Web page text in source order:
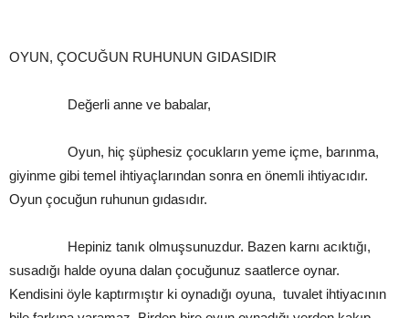
OYUN, ÇOCUĞUN RUHUNUN GIDASIDIR
Değerli anne ve babalar,
Oyun, hiç şüphesiz çocukların yeme içme, barınma,
giyinme gibi temel ihtiyaçlarından sonra en önemli ihtiyacıdır.
Oyun çocuğun ruhunun gıdasıdır.
Hepiniz tanık olmuşsunuzdur. Bazen karnı acıktığı,
susadığı halde oyuna dalan çocuğunuz saatlerce oynar.
Kendisini öyle kaptırmıştır ki oynadığı oyuna, tuvalet ihtiyacının